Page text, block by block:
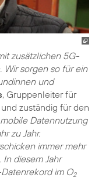
zusätzlichen 5G-
sorgen so für ein
und
, Gruppenleiter für
zuständig für den
mobile Datennutzung
zu Jahr.
immer mehr
diesem Jahr
im O2